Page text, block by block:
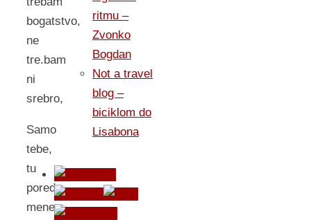
bogatstvo,
ne
tre.bam
ni
srebro,
Samo
tebe,
tu
pored
mene.
ritmu –
Zvonko
Bogdan
Not a travel
blog –
biciklom do
Lisabona